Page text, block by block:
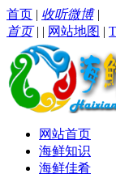
首页 | 收听微博|
首页| | 网站地图 |
网站首页
海鲜知识
海鲜佳肴